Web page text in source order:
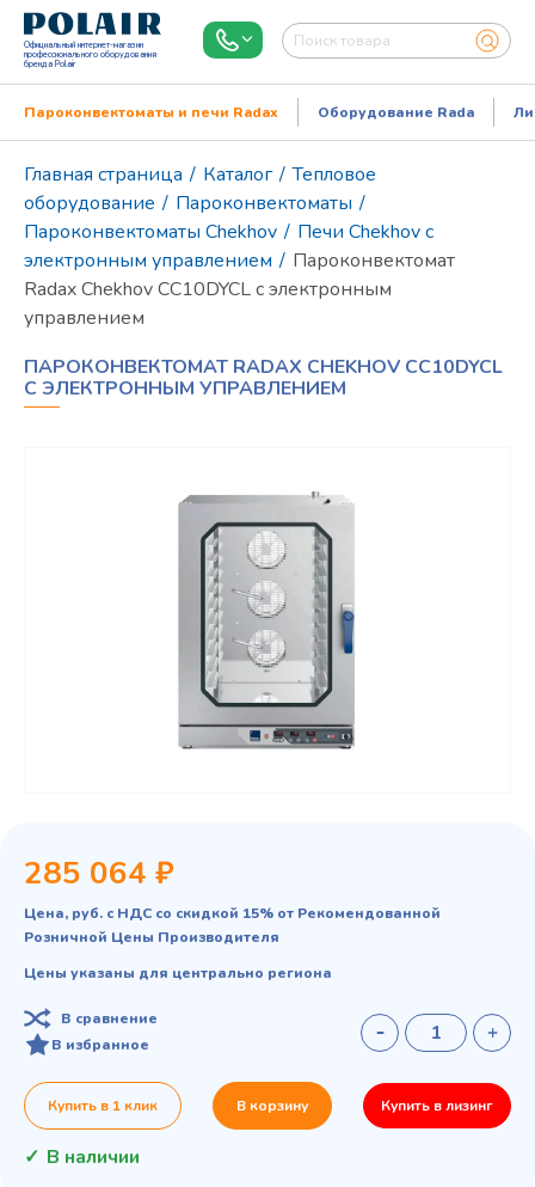
Официальный интернет-магазин
профессионального оборудования
бренда Polair
Пароконвектоматы и печи Radax Оборудование Rada
Главная страница / Каталог / Тепловое
оборудование / Пароконвектоматы /
Пароконвектоматы Chekhov / Печи Chekhov с
электронным управлением / Пароконвектомат
Radax Chekhov CC10DYCL с электронным
управлением
ПАРОКОНВЕКТОМАТ RADAX CHEKHOV CC10DYCL
С ЭЛЕКТРОННЫМ УПРАВЛЕНИЕМ
285 064 ₽
Цена, руб. с НДС со скидкой 15% от Рекомендованной
Розничной Цены Производителя
Цены указаны для центрально региона
В сравнение
В избранное
Купить в 1 клик В корзину Купить в лизинг
В наличии